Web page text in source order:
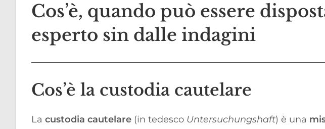
Cos’è, quando può essere
esperto sin dalle indagini
Cos’è la custodia cautelare
La custodia cautelare (in tedesco Untersuchungshaft) è una